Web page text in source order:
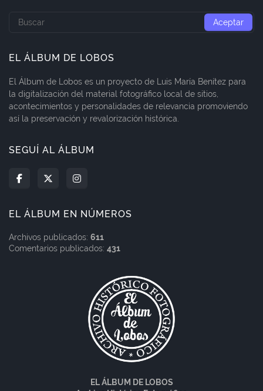
EL ÁLBUM DE LOBOS
El Álbum de Lobos es un proyecto de Luis María Benítez para
la digitalización del material fotográfico local de sitios,
acontecimientos y personalidades de relevancia promoviendo
así la preservación y revalorización histórica.
SEGUÍ AL ÁLBUM
EL ÁLBUM EN NÚMEROS
Archivos publicados: 611
Comentarios publicados: 431
EL ÁLBUM DE LOBOS